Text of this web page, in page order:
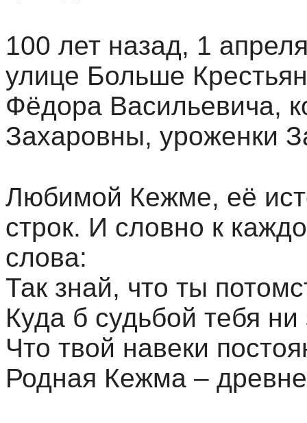
100 лет назад, 1
улице Больше
Фёдора Васильевича,
Захаровны, уроженки
Любимой Кежме, её
строк. И словно к
слова:
Так знай, что ты
Куда б судьбой тебя ни
Что твой навеки
Родная Кежма –